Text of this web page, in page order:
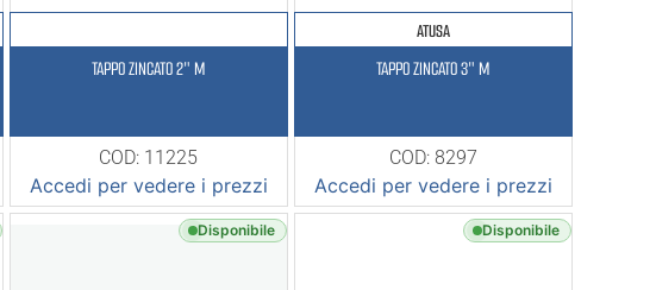
TAPPO ZINCATO 2″ M
COD: 11225
Accedi per vedere i prezzi
ATUSA
TAPPO ZINCATO 3″ M
COD: 8297
Accedi per vedere i prezzi
Disponibile Disponibile